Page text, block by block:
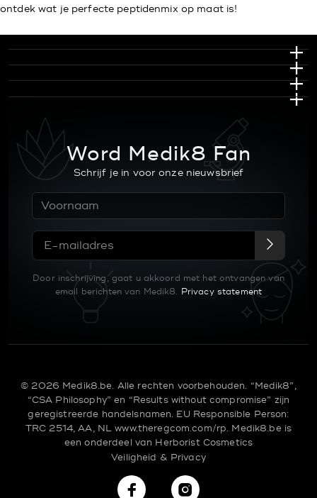
ontdek wat je perfecte peptidenmix op maat is!
Word Medik8 Fan
Schrijf je in voor onze nieuwsbrief
Door inschrijving, gaat u akkoord met het ontvangen van
email berichten van Medik8. Privacy statement
© 2026 Medik8.be. Alle rechten voorbehouden. “Medik8”,
“CSA Philosophy” en “Results without compromise” zijn
geregistreerde handelsnamen. EU Responsible Person:
TRC 2514, AA, NLwww.theregcom.com/rp. Medik8.be is
een onderdeel van Herborist Cosmetics
Veiligheid & Privacy